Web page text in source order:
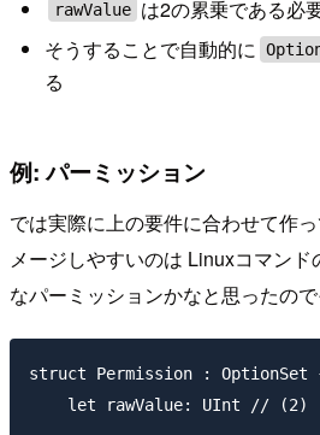
rawValue は2の累乗である必
そうすることで自動的に
る
例: パーミッション
では実際に上の要件に合わせて作
メージしやすいのは Linuxコマンド
なパーミッションかなと思ったので
struct Permission :
    let rawValue: UInt // (2)